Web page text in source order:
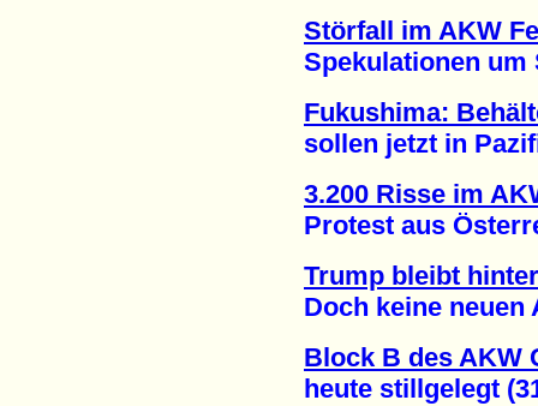
Störfall im AKW
Spekulationen um
Fukushima:
sollen jetzt in
3.200 Risse im
Protest aus
Trump bleibt
Doch keine neuen
Block B des AKW
heute stillgelegt